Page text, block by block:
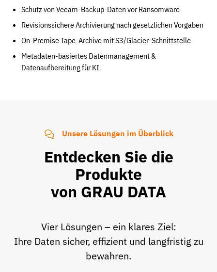
Schutz von Veeam-Backup-Daten vor Ransomware
Revisionssichere Archivierung nach gesetzlichen Vorgaben
On-Premise Tape-Archive mit S3/Glacier-Schnittstelle
Metadaten-basiertes Datenmanagement &
Datenaufbereitung für KI
Unsere Lösungen im Überblick
Entdecken Sie die
Produkte
von GRAU DATA
Vier Lösungen – ein klares Ziel:
Ihre Daten sicher, effizient und langfristig zu
bewahren.